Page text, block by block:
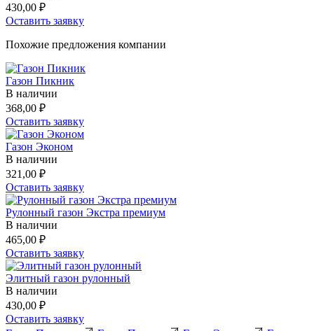
430,00 ₽
Оставить заявку
Похожие предложения компании
Газон Пикник
В наличии
368,00 ₽
Оставить заявку
Газон Эконом
В наличии
321,00 ₽
Оставить заявку
Рулонный газон Экстра премиум
В наличии
465,00 ₽
Оставить заявку
Элитный газон рулонный
В наличии
430,00 ₽
Оставить заявку